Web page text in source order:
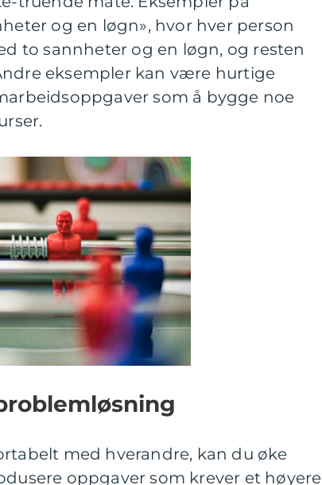
og en løgn», hvor hver person
to sannheter og en løgn, og resten
eksempler kan være hurtige
som å bygge noe
med hverandre, kan du øke
oppgaver som krever et høyere